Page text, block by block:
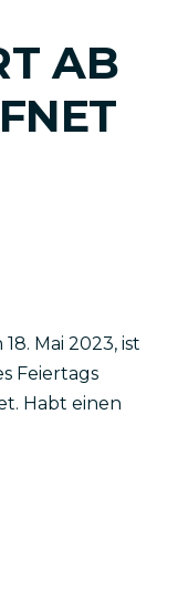
AB
Mai 2023, ist
Feiertags
Habt einen